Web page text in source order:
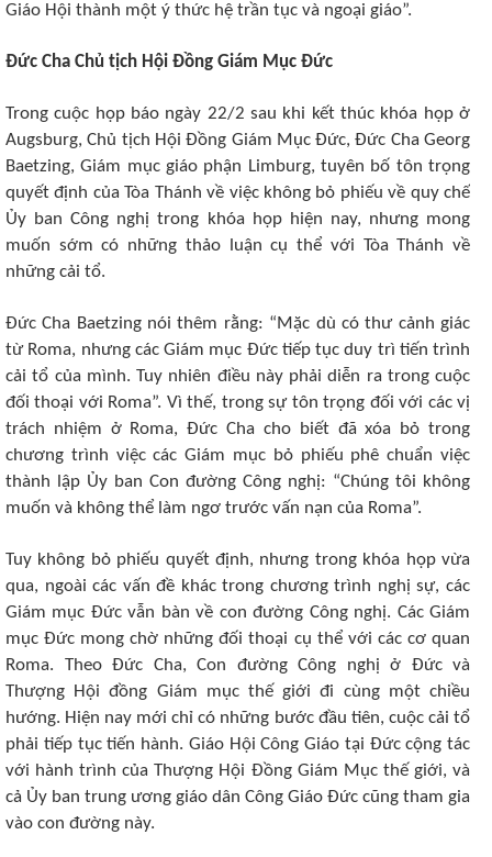
Giáo Hội thành một ý thức hệ trần tục và ngoại giáo”.
Đức Cha Chủ tịch Hội Đồng Giám Mục Đức
Trong cuộc họp báo ngày 22/2 sau khi kết thúc khóa họp ở
Augsburg, Chủ tịch Hội Đồng Giám Mục Đức, Đức Cha Georg
Baetzing, Giám mục giáo phận Limburg, tuyên bố tôn trọng
quyết định của Tòa Thánh về việc không bỏ phiếu về quy chế
Ủy ban Công nghị trong khóa họp hiện nay, nhưng mong
muốn sớm có những thảo luận cụ thể với Tòa Thánh về
những cải tổ.
Đức Cha Baetzing nói thêm rằng: “Mặc dù có thư cảnh giác
từ Roma, nhưng các Giám mục Đức tiếp tục duy trì tiến trình
cải tổ của mình. Tuy nhiên điều này phải diễn ra trong cuộc
đối thoại với Roma”. Vì thế, trong sự tôn trọng đối với các vị
trách nhiệm ở Roma, Đức Cha cho biết đã xóa bỏ trong
chương trình việc các Giám mục bỏ phiếu phê chuẩn việc
thành lập Ủy ban Con đường Công nghị: “Chúng tôi không
muốn và không thể làm ngơ trước vấn nạn của Roma”.
Tuy không bỏ phiếu quyết định, nhưng trong khóa họp vừa
qua, ngoài các vấn đề khác trong chương trình nghị sự, các
Giám mục Đức vẫn bàn về con đường Công nghị. Các Giám
mục Đức mong chờ những đối thoại cụ thể với các cơ quan
Roma. Theo Đức Cha, Con đường Công nghị ở Đức và
Thượng Hội đồng Giám mục thế giới đi cùng một chiều
hướng. Hiện nay mới chỉ có những bước đầu tiên, cuộc cải tổ
phải tiếp tục tiến hành. Giáo Hội Công Giáo tại Đức cộng tác
với hành trình của Thượng Hội Đồng Giám Mục thế giới, và
cả Ủy ban trung ương giáo dân Công Giáo Đức cũng tham gia
vào con đường này.